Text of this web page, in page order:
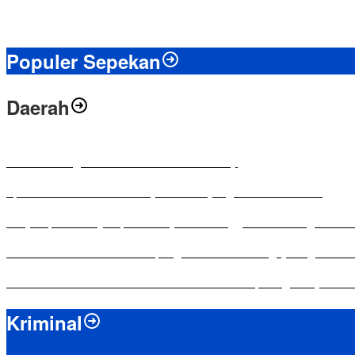
Populer Sepekan
Daerah
Kriminal